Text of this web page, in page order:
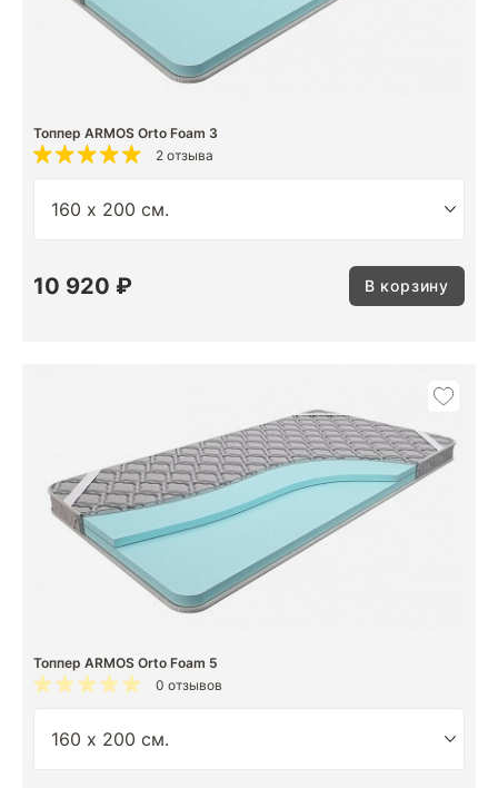
Топпер ARMOS Orto Foam 3
2 отзыва
10 920 ₽ В корзину
Топпер ARMOS Orto Foam 5
0 отзывов